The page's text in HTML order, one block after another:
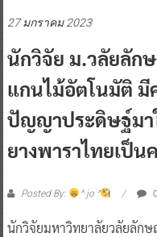
27 มกราคม 2023
นักวิจัย ม.วลัยลัก
แกนไม้อัตโนมัติ มี
ปัญญาประดิษฐ์มา
ยางพาราไทยเป็น
Posted By: ^ jo ^
นักวิจัยมหาวิทยาลัยวลัยลัก